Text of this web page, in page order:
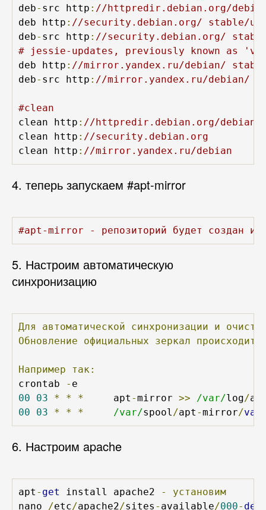
deb- src http : //httpredir.debian.org/
deb http : //security.debian.org/ stable/
deb- src http : //security.debian.org/
# jessie-updates, previously known as
deb http : //mirror.yandex.ru/debian/
deb- src http : //mirror.yandex.ru/debian/
#clean
clean http : //httpredir.debian.org/debian
clean http : //security.debian.org
clean http : //mirror.yandex.ru/debian
4. теперь запускаем #apt-mirror
#apt-mirror - репозиторий будет создан и
5. Настроим автоматическую
синхронизацию
Для автоматической синхронизации и
Обновление
официальных зеркал происходит
Например
так:
crontab
-
00
03 * * *
     apt
-mirror >> /var/log/
00
03 * * * /var/spool /apt -mirror/var
6. Настроим apache
apt - get install apache2 -
установим
nano
/etc/apache2/sites - available/000-